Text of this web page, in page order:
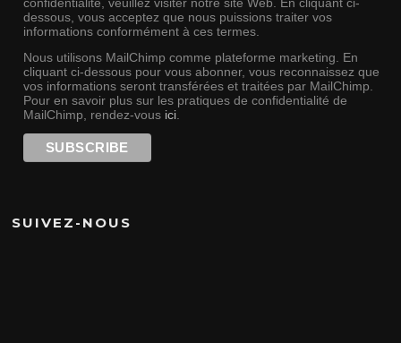
dessous, vous acceptez que nous puissions traiter vos
informations conformément à ces termes.
Nous utilisons MailChimp comme plateforme marketing. En
cliquant ci-dessous pour vous abonner, vous reconnaissez que
vos informations seront transférées et traitées par MailChimp.
Pour en savoir plus sur les pratiques de confidentialité de
MailChimp, rendez-vous ici.
SUIVEZ-NOUS